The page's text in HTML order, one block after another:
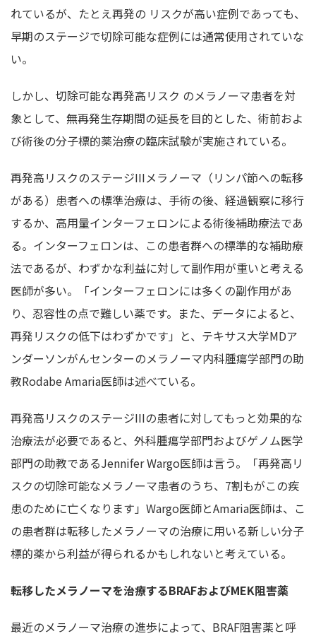
れているが、たとえ再発の リスクが高い症例であっても、
早期のステージで切除可能な症例には通常使用されていな
い。
しかし、切除可能な再発高リスク のメラノーマ患者を対
象として、無再発生存期間の延長を目的とした、術前およ
び術後の分子標的薬治療の臨床試験が実施されている。
再発高リスクのステージIIIメラノーマ（リンパ節への転移
がある）患者への標準治療は、手術の後、経過観察に移行
するか、高用量インターフェロンによる術後補助療法であ
る。インターフェロンは、この患者群への標準的な補助療
法であるが、わずかな利益に対して副作用が重いと考える
医師が多い。「インターフェロンには多くの副作用があ
り、忍容性の点で難しい薬です。また、データによると、
再発リスクの低下はわずかです」と、テキサス大学MDア
ンダーソンがんセンターのメラノーマ内科腫瘍学部門の助
教Rodabe Amaria医師は述べている。
再発高リスクのステージIIIの患者に対してもっと効果的な
治療法が必要であると、外科腫瘍学部門およびゲノム医学
部門の助教であるJennifer Wargo医師は言う。「再発高リ
スクの切除可能なメラノーマ患者のうち、7割もがこの疾
患のために亡くなります」Wargo医師とAmaria医師は、こ
の患者群は転移したメラノーマの治療に用いる新しい分子
標的薬から利益が得られるかもしれないと考えている。
転移したメラノーマを治療するBRAFおよびMEK阻害薬
最近のメラノーマ治療の進歩によって、BRAF阻害薬と呼